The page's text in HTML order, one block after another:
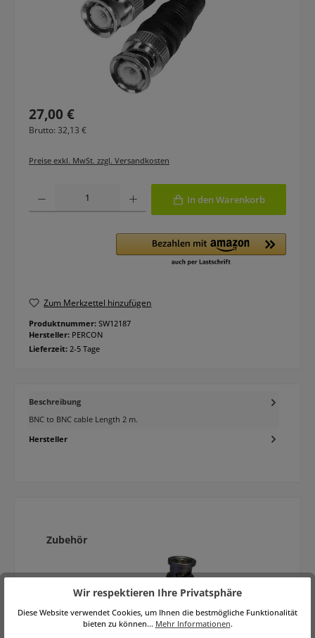
Regulärer Preis:
27,00 €
Brutto: 32,13 €
Preise exkl. MwSt. zzgl. Versandkosten
In den Warenkorb
Zum Merkzettel hinzufügen
Produktnummer: SW12187
Hersteller: PERCON
Lieferzeit: 2-5 Tage
Beschreibung
BNC to BNC cable Length 2 m.
Hersteller
Produktgalerie überspringen
Zubehör
Wir respektieren Ihre Privatsphäre
Diese Website verwendet Cookies, um Ihnen die bestmögliche Funktionalität
bieten zu können... Mehr Informationen.